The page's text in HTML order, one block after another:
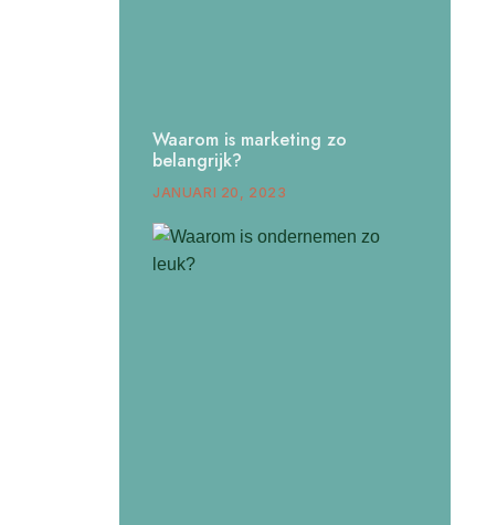
Waarom is marketing zo
belangrijk?
JANUARI 20, 2023